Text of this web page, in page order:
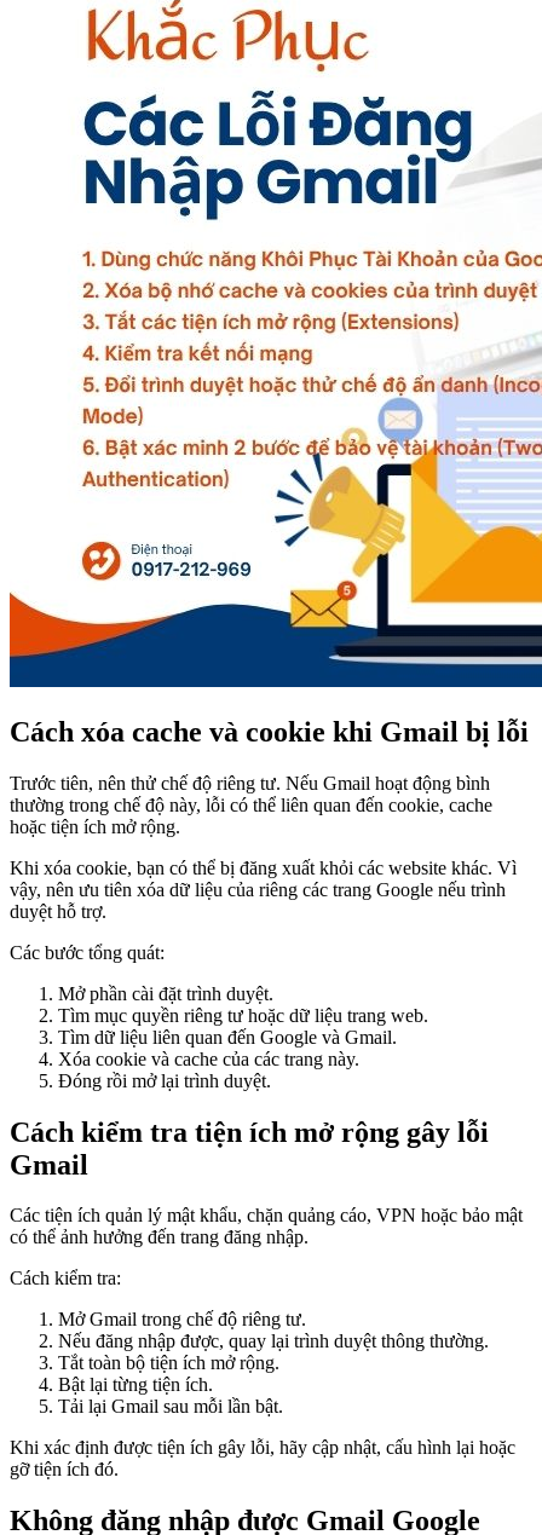
Cách xóa cache và cookie khi Gmail bị lỗi
Trước tiên, nên thử chế độ riêng tư. Nếu Gmail hoạt động bình
thường trong chế độ này, lỗi có thể liên quan đến cookie, cache
hoặc tiện ích mở rộng.
Khi xóa cookie, bạn có thể bị đăng xuất khỏi các website khác. Vì
vậy, nên ưu tiên xóa dữ liệu của riêng các trang Google nếu trình
duyệt hỗ trợ.
Các bước tổng quát:
Mở phần cài đặt trình duyệt.
Tìm mục quyền riêng tư hoặc dữ liệu trang web.
Tìm dữ liệu liên quan đến Google và Gmail.
Xóa cookie và cache của các trang này.
Đóng rồi mở lại trình duyệt.
Cách kiểm tra tiện ích mở rộng gây lỗi
Gmail
Các tiện ích quản lý mật khẩu, chặn quảng cáo, VPN hoặc bảo mật
có thể ảnh hưởng đến trang đăng nhập.
Cách kiểm tra:
Mở Gmail trong chế độ riêng tư.
Nếu đăng nhập được, quay lại trình duyệt thông thường.
Tắt toàn bộ tiện ích mở rộng.
Bật lại từng tiện ích.
Tải lại Gmail sau mỗi lần bật.
Khi xác định được tiện ích gây lỗi, hãy cập nhật, cấu hình lại hoặc
gỡ tiện ích đó.
Không đăng nhập được Gmail Google